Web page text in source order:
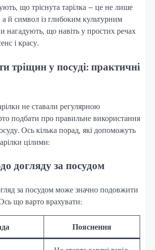
що тріснута тарілка – це не лише
а й символ із глибоким культурним
нагадують, що навіть у простих речах
і красу.
тріщин у посуді: практичні
не ставали регулярною
подбати про правильне використання
Ось кілька порад, які допоможуть
цілими:
догляду за посудом
за посудом може значно подовжити
що варто врахувати:
Пояснення